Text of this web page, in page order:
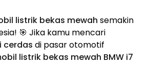
listrik bekas mewah semakin
🎯 Jika kamu mencari
cerdas di pasar otomotif
listrik bekas mewah BMW i7